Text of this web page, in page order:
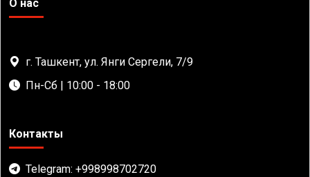
О нас
г. Ташкент, ул. Янги Сергели, 7/9
Пн-Сб | 10:00 - 18:00
Контакты
Telegram: +998998702720